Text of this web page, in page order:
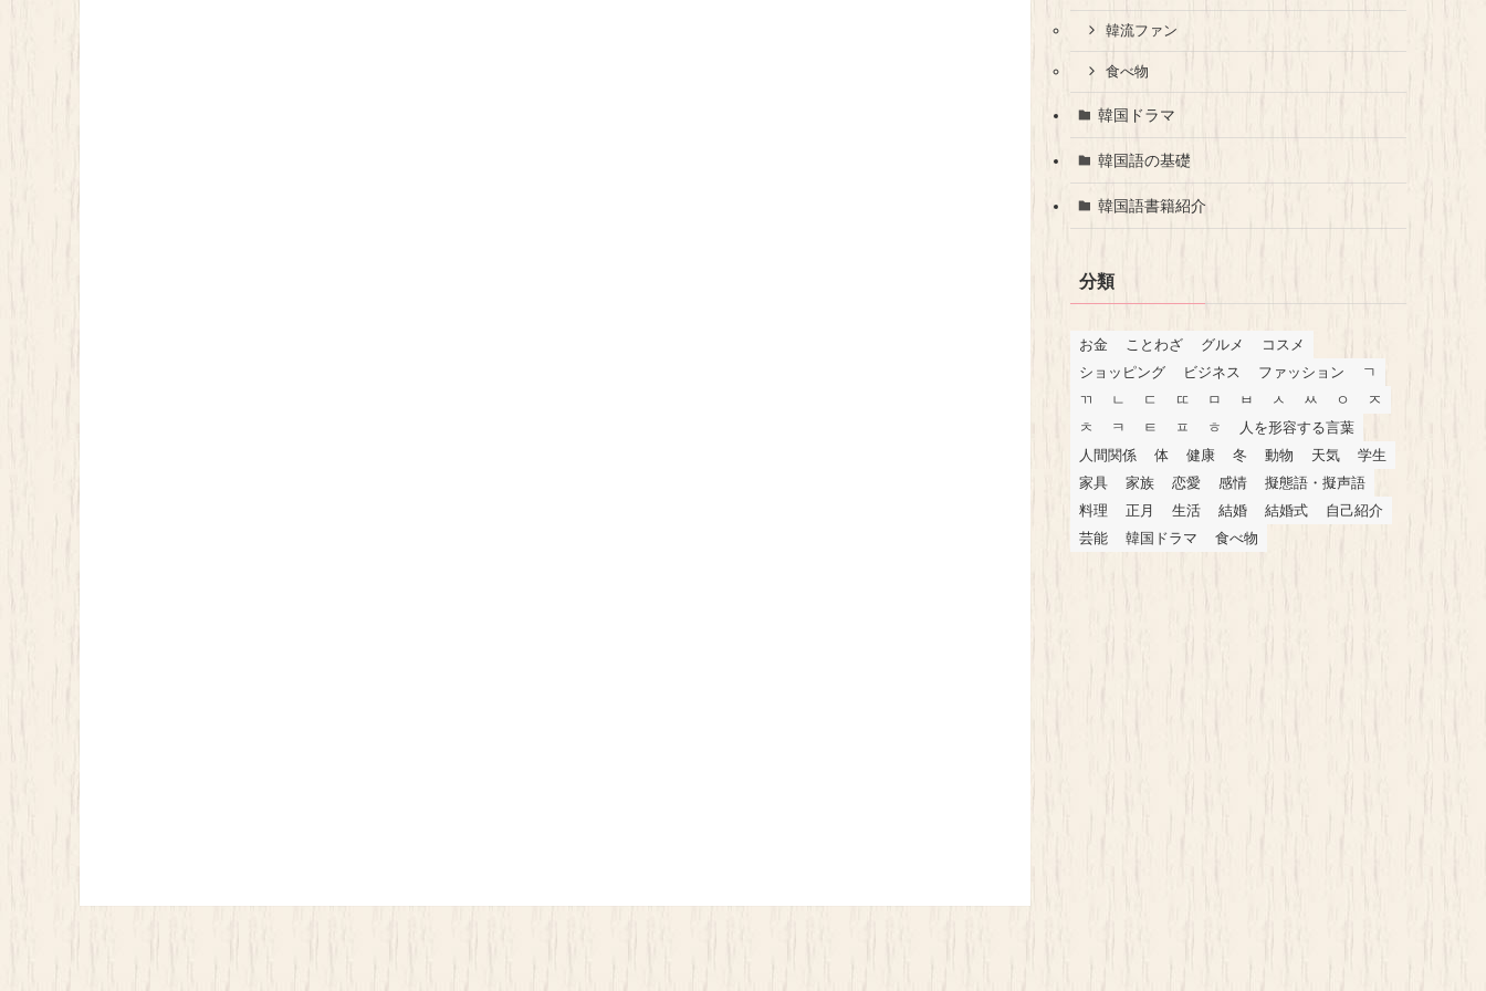
韓流ファン
食べ物
韓国ドラマ
韓国語の基礎
韓国語書籍紹介
分類
お金 ことわざ グルメ
コスメ
ショッピング
ビジネス ファッション
ㄱ
ㄲ
ㄴ ㄷ ㄸ ㅁ ㅂ ㅅ ㅆ ㅇ
ㅈ
ㅊ
ㅋ ㅌ ㅍ ㅎ
人を形容する言葉
人間関係
体 健康 冬 動物 天気
学生
家具
家族 恋愛 感情
擬態語・擬声語
料理
正月 生活 結婚 結婚式
自己紹介
芸能
韓国ドラマ 食べ物